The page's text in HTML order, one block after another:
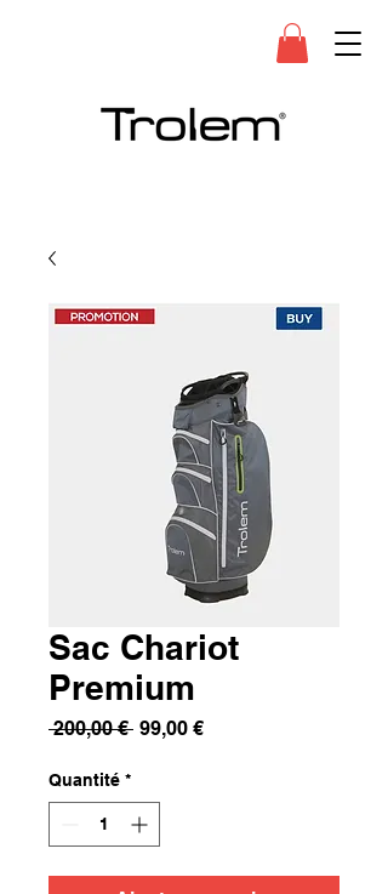
Sac Chariot
Premium
200,00 € Prix
99,00 €Prix
Quantité *